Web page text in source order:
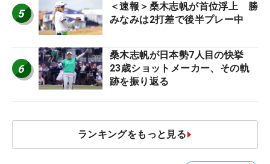
5
＜速報＞桑木志帆が首位浮上 勝
みなみは2打差で後半プレー中
6
桑木志帆が日本勢7人目の快挙
23歳ショットメーカー、その軌
跡を振り返る
ランキングをもっと見る